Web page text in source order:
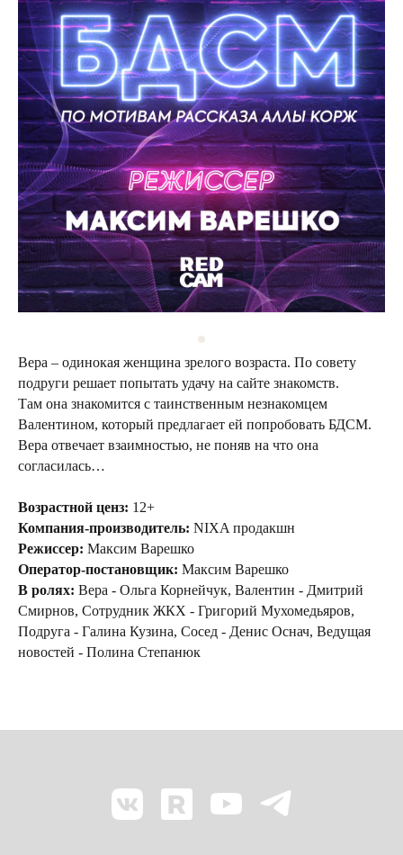
Вера – одинокая женщина зрелого возраста. По совету
подруги решает попытать удачу на сайте знакомств.
Там она знакомится с таинственным незнакомцем
Валентином, который предлагает ей попробовать БДСМ.
Вера отвечает взаимностью, не поняв на что она
согласилась…
Возрастной ценз: 12+
Компания-производитель: NIXA продакшн
Режиссер: Максим Варешко
Оператор-постановщик: Максим Варешко
В ролях: Вера - Ольга Корнейчук, Валентин - Дмитрий
Смирнов, Сотрудник ЖКХ - Григорий Мухомедьяров,
Подруга - Галина Кузина, Сосед - Денис Оснач, Ведущая
новостей - Полина Степанюк